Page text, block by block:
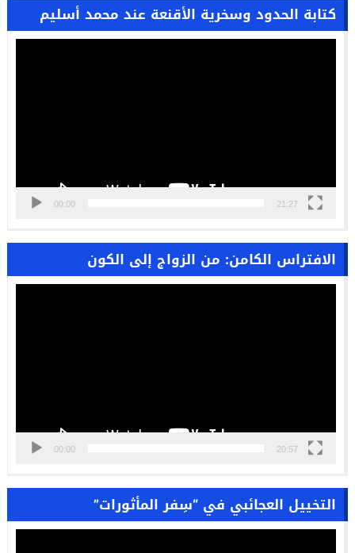
كتابة الحدود وسخرية الأقنعة عند محمد أسليم
مشغل
00:00 21:27
الافتراس الكامن: من الزواج إلى الكون
مشغل
00:00 20:57
التخييل العجائبي في “سِفر المأثورات”
مشغل